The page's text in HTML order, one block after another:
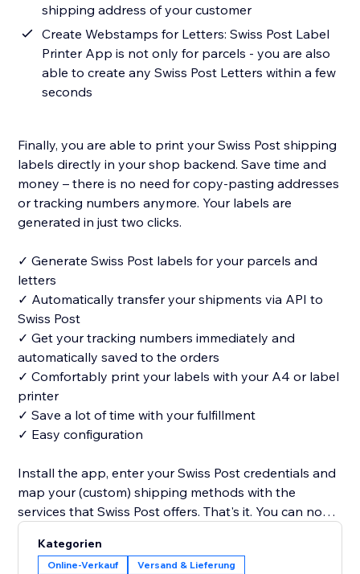
shipping address of your customer
Create Webstamps for Letters: Swiss Post Label
Printer App is not only for parcels - you are also
able to create any Swiss Post Letters within a few
seconds
Finally, you are able to print your Swiss Post shipping
labels directly in your shop backend. Save time and
money – there is no need for copy-pasting addresses
or tracking numbers anymore. Your labels are
generated in just two clicks.
✓ Generate Swiss Post labels for your parcels and
letters
✓ Automatically transfer your shipments via API to
Swiss Post
✓ Get your tracking numbers immediately and
automatically saved to the orders
✓ Comfortably print your labels with your A4 or label
printer
✓ Save a lot of time with your fulfillment
✓ Easy configuration
Install the app, enter your Swiss Post credentials and
map your (custom) shipping methods with the
services that Swiss Post offers. That's it. You can now
Kategorien
Online-Verkauf Versand & Lieferung